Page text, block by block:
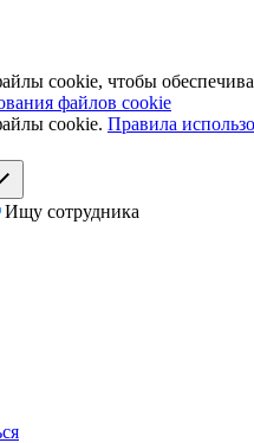
cookie, чтобы
файлов cookie
cookie. Правила
Ищу сотрудника